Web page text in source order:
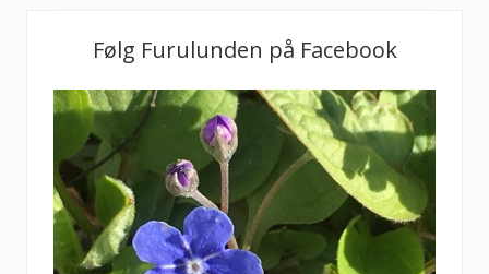
Følg Furulunden på Facebook